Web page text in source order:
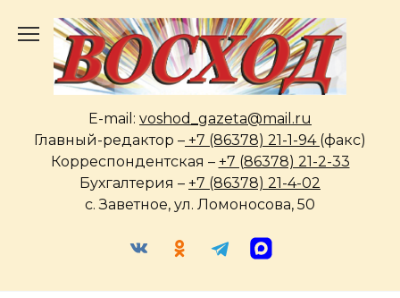
содержанию
E-mail: voshod_gazeta@mail.ru
Главный-редактор – +7 (86378) 21-1-94 (факс)
Корреспондентская – +7 (86378) 21-2-33
Бухгалтерия – +7 (86378) 21-4-02
с. Заветное, ул. Ломоносова, 50